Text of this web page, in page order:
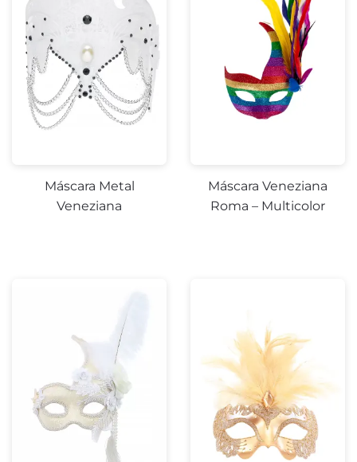
Máscara Metal
Veneziana
Máscara Veneziana
Roma – Multicolor